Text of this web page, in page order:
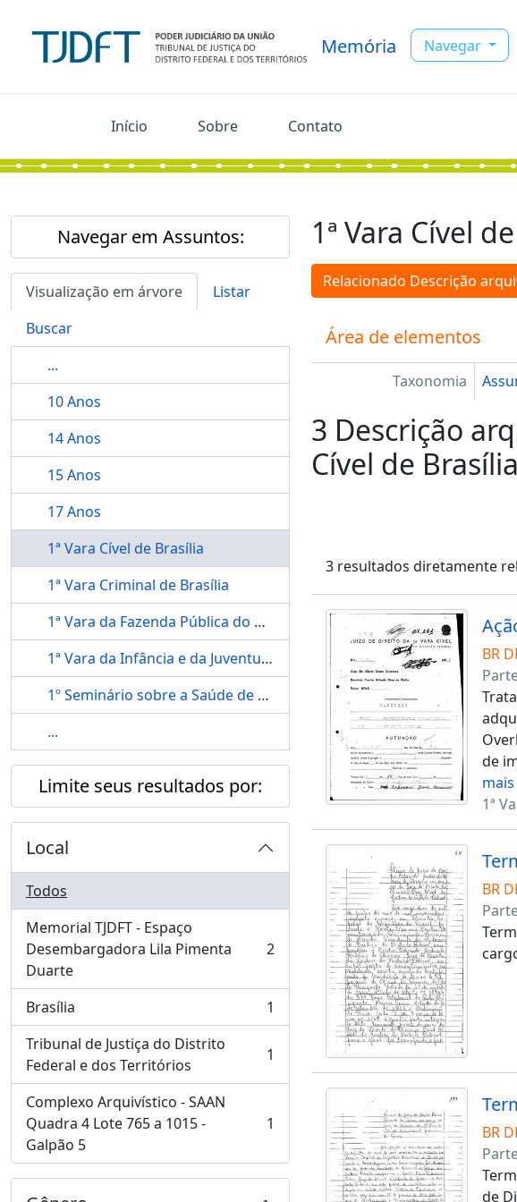
Memória Navegar
Início Sobre Contato
Navegar em Assuntos:
Visualização em árvore
Listar
Buscar
...
10 Anos
14 Anos
15 Anos
17 Anos
1ª Vara Cível de Brasília
1ª Vara Criminal de Brasília
1ª Vara da Fazenda Pública do Distrito Federal
1ª Vara da Infância e da Juventude
1º Seminário sobre a Saúde de Magistrados e Servidores do Poder Judiciário
...
Limite seus resultados por:
Local
Todos
Memorial TJDFT - Espaço
Desembargadora Lila Pimenta
Duarte
, 2 resultados 2
Brasília
, 1 resultados
1
Tribunal de Justiça do Distrito
Federal e dos Territórios
, 1 resultados 1
Complexo Arquivístico - SAAN
Quadra 4 Lote 765 a 1015 -
Galpão 5
, 1 resultados 1
1ª Vara Cível
Relacionado Descrição
Área de elementos
Taxonomia
3 Descrição
Cível de Brasília
3 resultados diretamente
BR
de
mais
1ª
BR
BR
de